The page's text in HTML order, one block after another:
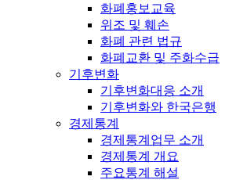
화폐홍보교육
위조 및 훼손
화폐 관련 법규
화폐교환 및 주화수급
기후변화
기후변화대응 소개
기후변화와 한국은행
경제통계
경제통계업무 소개
경제통계 개요
주요통계 해설